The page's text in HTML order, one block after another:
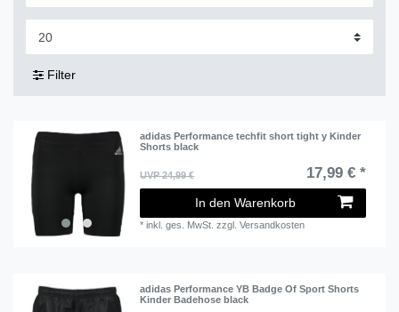
Filter
adidas Performance techfit short tight y Kinder
Shorts black
UVP 24,99 € 17,99 € *
In den Warenkorb
*inkl. ges. MwSt. zzgl.Versandkosten
adidas Performance YB Badge Of Sport Shorts
Kinder Badehose black